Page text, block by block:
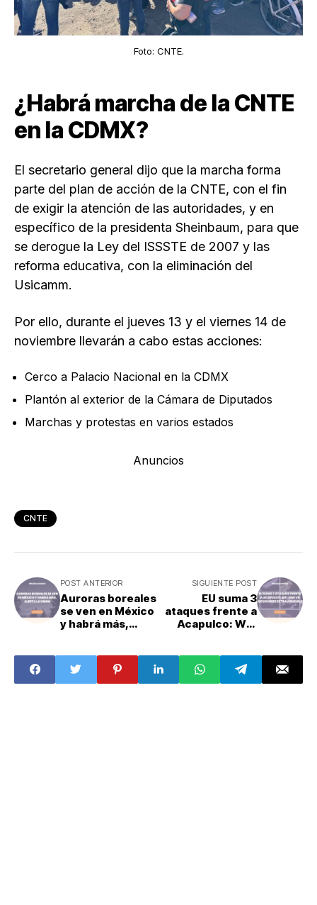
Foto: CNTE.
¿Habrá marcha de la CNTE
en la CDMX?
El secretario general dijo que la marcha forma
parte del plan de acción de la CNTE, con el fin
de exigir la atención de las autoridades, y en
específico de la presidenta Sheinbaum, para que
se derogue la Ley del ISSSTE de 2007 y las
reforma educativa, con la eliminación del
Usicamm.
Por ello, durante el jueves 13 y el viernes 14 de
noviembre llevarán a cabo estas acciones:
Cerco a Palacio Nacional en la CDMX
Plantón al exterior de la Cámara de Diputados
Marchas y protestas en varios estados
Anuncios
CNTE
POST ANTERIOR
Auroras boreales
se ven en México
y habrá más,
SIGUIENTE POST
EU suma 3
ataques frente a
Acapulco: WP;
extrajudiciales